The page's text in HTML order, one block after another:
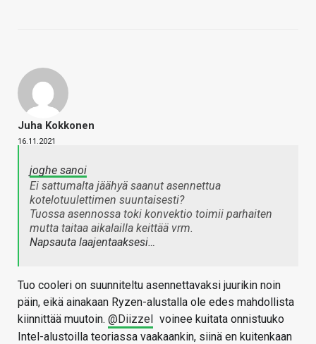
Juha Kokkonen
16.11.2021
joghe sanoi
Ei sattumalta jäähyä saanut asennettua
kotelotuulettimen suuntaisesti?
Tuossa asennossa toki konvektio toimii parhaiten
mutta taitaa aikalailla keittää vrm.
Napsauta laajentaaksesi…
Tuo cooleri on suunniteltu asennettavaksi juurikin noin
päin, eikä ainakaan Ryzen-alustalla ole edes mahdollista
kiinnittää muutoin. @Diizzel
voinee kuitata onnistuuko
Intel-alustoilla teoriassa vaakaankin, siinä en kuitenkaan